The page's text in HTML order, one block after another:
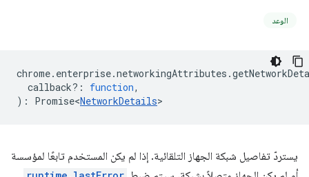
الوعد
chrome. enterprise.networkingAttributes .
callback? : function,
) : Promise<NetworkDetails>
يستردّ تفاصيل شبكة الجهاز التلقائية. إذا لم يكن المستخدم تابعًا لمؤسسة